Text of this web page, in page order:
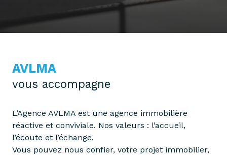
AVLMA
vous accompagne
L’Agence AVLMA est une agence immobilière
réactive et conviviale. Nos valeurs : l’accueil,
l’écoute et l’échange.
Vous pouvez nous confier, votre projet immobilier,